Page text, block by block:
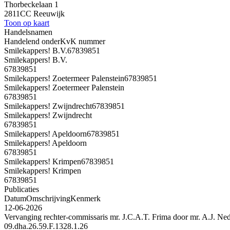
Thorbeckelaan 1
2811CC Reeuwijk
Toon op kaart
Handelsnamen
Handelend onderKvK nummer
Smilekappers! B.V.67839851
Smilekappers! B.V.
67839851
Smilekappers! Zoetermeer Palenstein67839851
Smilekappers! Zoetermeer Palenstein
67839851
Smilekappers! Zwijndrecht67839851
Smilekappers! Zwijndrecht
67839851
Smilekappers! Apeldoorn67839851
Smilekappers! Apeldoorn
67839851
Smilekappers! Krimpen67839851
Smilekappers! Krimpen
67839851
Publicaties
DatumOmschrijvingKenmerk
12-06-2026
Vervanging rechter-commissaris mr. J.C.A.T. Frima door mr. A.J.
09.dha.26.59.F.1328.1.26